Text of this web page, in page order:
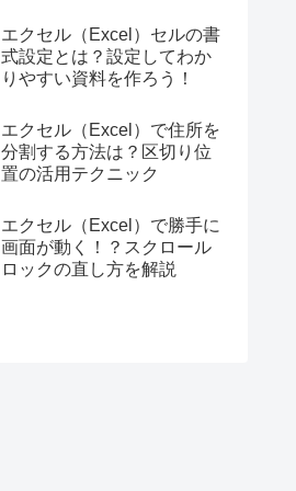
エクセル（Excel）セルの書
式設定とは？設定してわか
りやすい資料を作ろう！
エクセル（Excel）で住所を
分割する方法は？区切り位
置の活用テクニック
エクセル（Excel）で勝手に
画面が動く！？スクロール
ロックの直し方を解説